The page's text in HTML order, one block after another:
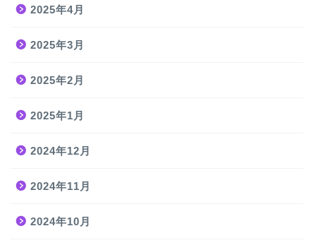
2025年4月
2025年3月
2025年2月
2025年1月
2024年12月
2024年11月
2024年10月